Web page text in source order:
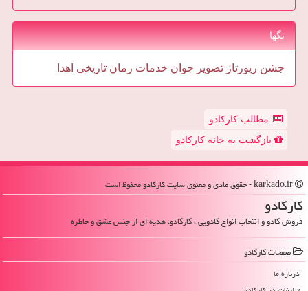
تگها
جشن رپورتاژ تصویر جوان خدمات رمان تاریخی اهدا
مطالب کارکادو
بازگشت به خانه کارکادو
كاركادو
فروش کادو و انتخاب انواع کادویی ، کارکادو، هدیه ای از جنس عشق و خاطره
صفحات كاركادو
درباره ما